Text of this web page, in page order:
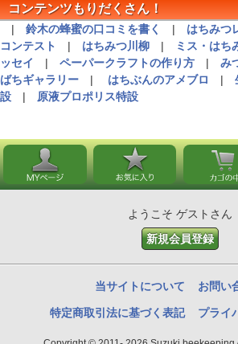
コンテンツもりだくさん！
| 鈴木の蜂蜜の口コミを書く | はちみつ
コンテスト
| はちみつ川柳 | ミス・はち
ッセイ
| ペーパークラフトの作り方 | み
ばちギャラリー | はちぶんのアメブロ |
設 | 原液プロポリス特設
ようこそ ゲストさん
新規会員登録
当サイトについて お問い
特定商取引法に基づく表記 プライ